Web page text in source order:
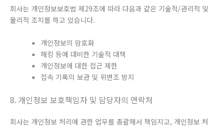
회사는 개인정보보호법 제29조에 따라 다음과 같은 기술적/관리적 및
물리적 조치를 하고 있습니다.
개인정보의 암호화
해킹 등에 대비한 기술적 대책
개인정보에 대한 접근 제한
접속 기록의 보관 및 위변조 방지
8. 개인정보 보호책임자 및 담당자의 연락처
회사는 개인정보 처리에 관한 업무를 총괄해서 책임지고, 개인정보 처